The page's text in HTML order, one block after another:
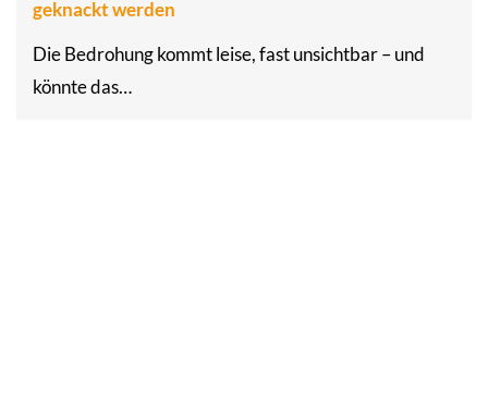
geknackt werden
Die Bedrohung kommt leise, fast unsichtbar – und
könnte das…